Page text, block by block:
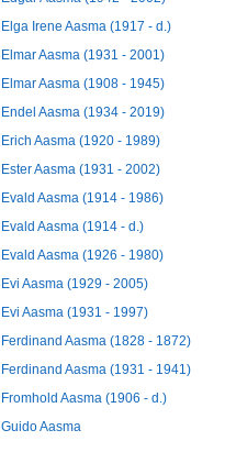
Elga Irene Aasma (1917 - d.)
Elmar Aasma (1931 - 2001)
Elmar Aasma (1908 - 1945)
Endel Aasma (1934 - 2019)
Erich Aasma (1920 - 1989)
Ester Aasma (1931 - 2002)
Evald Aasma (1914 - 1986)
Evald Aasma (1914 - d.)
Evald Aasma (1926 - 1980)
Evi Aasma (1929 - 2005)
Evi Aasma (1931 - 1997)
Ferdinand Aasma (1828 - 1872)
Ferdinand Aasma (1931 - 1941)
Fromhold Aasma (1906 - d.)
Guido Aasma